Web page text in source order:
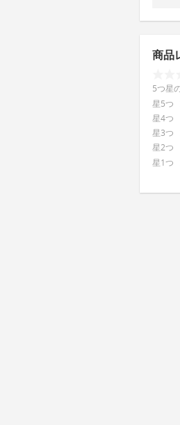
商品
5つ星
星5つ
星4つ
星3つ
星2つ
星1つ